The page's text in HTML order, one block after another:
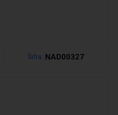
Šifra: NAD00327